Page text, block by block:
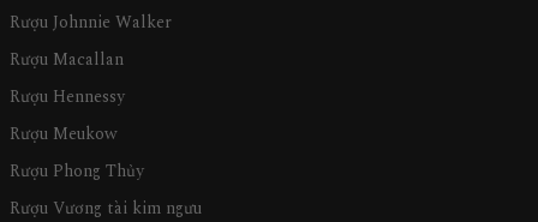
Rượu Johnnie Walker
Rượu Macallan
Rượu Hennessy
Rượu Meukow
Rượu Phong Thủy
Rượu Vương tài kim ngưu